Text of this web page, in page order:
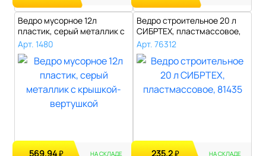
Ведро мусорное 12л
пластик, серый металлик с
крышкой-ве..
Арт. 1480
569.94₽ НА СКЛАДЕ
Ведро строительное 20 л
СИБРТЕХ, пластмассовое,
81435..
Арт. 76312
235.2₽ НА СКЛАДЕ